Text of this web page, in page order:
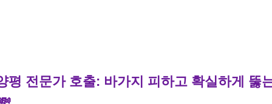
평 전문가 호출: 바가지 피하고 확실하게 뚫